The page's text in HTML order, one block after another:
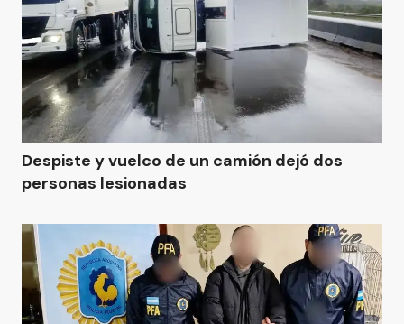
Despiste y vuelco de un camión dejó dos
personas lesionadas